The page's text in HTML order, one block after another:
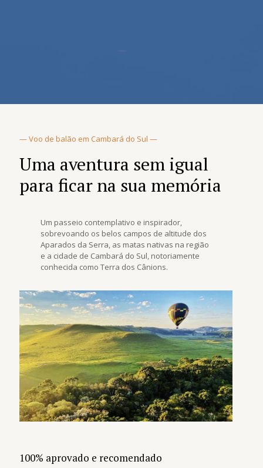
— Voo de balão em Cambará do Sul —
Uma aventura sem igual
para ficar na sua memória
Um passeio contemplativo e inspirador,
sobrevoando os belos campos de altitude dos
Aparados da Serra, as matas nativas na região
e a cidade de Cambará do Sul, notoriamente
conhecida como Terra dos Cânions.
100% aprovado e recomendado